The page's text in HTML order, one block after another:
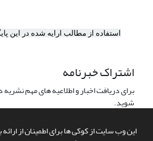
این وب سایت از کوکی ها برای اطمینان از
استفاده از مطالب ارایه شده در این
اشتراک خبرنامه
برای دریافت اخبار و اطلاعیه های مهم
شوید.